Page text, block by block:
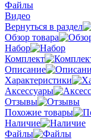
Файлы
Видео
Вернуться в раздел
Обзор товара
Набор
Комплект
Описание
Характеристики
Аксессуары
Отзывы
Похожие товары
Наличие
Файлы